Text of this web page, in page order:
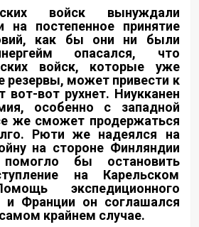
войск вынуждали
на постепенное принятие
как бы они ни были
опасался, что
войск, которые уже
резервы, может привести к
вот-вот рухнет. Ниукканен
особенно с западной
же сможет продержаться
Рюти же надеялся на
на стороне Финляндии
бы остановить
на Карельском
экспедиционного
и Франции он соглашался
крайнем случае.